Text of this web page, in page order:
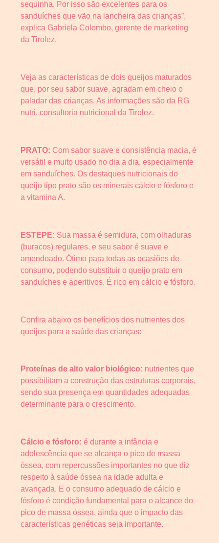
sequinha. Por isso são excelentes para os
sanduíches que vão na lancheira das crianças”,
explica Gabriela Colombo, gerente de marketing
da Tirolez.
Veja as características de dois queijos maturados
que, por seu sabor suave, agradam em cheio o
paladar das crianças. As informações são da RG
nutri, consultoria nutricional da Tirolez.
PRATO: Com sabor suave e consistência macia, é
versátil e muito usado no dia a dia, especialmente
em sanduíches. Os destaques nutricionais do
queijo tipo prato são os minerais cálcio e fósforo e
a vitamina A.
ESTEPE: Sua massa é semidura, com olhaduras
(buracos) regulares, e seu sabor é suave e
amendoado. Ótimo para todas as ocasiões de
consumo, podendo substituir o queijo prato em
sanduíches e aperitivos. É rico em cálcio e fósforo.
Confira abaixo os benefícios dos nutrientes dos
queijos para a saúde das crianças:
Proteínas de alto valor biológico: nutrientes que
possibilitam a construção das estruturas corporais,
sendo sua presença em quantidades adequadas
determinante para o crescimento.
Cálcio e fósforo: é durante a infância e
adolescência que se alcança o pico de massa
óssea, com repercussões importantes no que diz
respeito à saúde óssea na idade adulta e
avançada. E o consumo adequado de cálcio e
fósforo é condição fundamental para o alcance do
pico de massa óssea, ainda que o impacto das
características genéticas seja importante.